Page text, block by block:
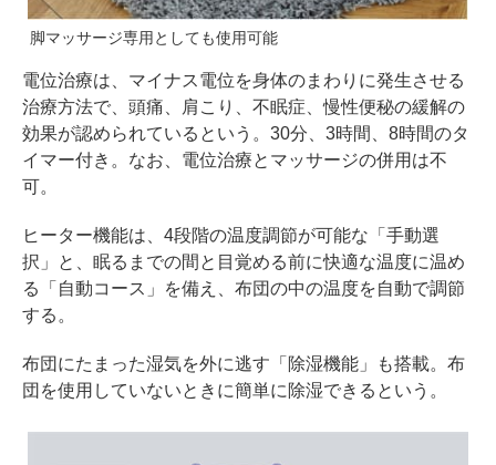
脚マッサージ専用としても使用可能
電位治療は、マイナス電位を身体のまわりに発生させる
治療方法で、頭痛、肩こり、不眠症、慢性便秘の緩解の
効果が認められているという。30分、3時間、8時間のタ
イマー付き。なお、電位治療とマッサージの併用は不
可。
ヒーター機能は、4段階の温度調節が可能な「手動選
択」と、眠るまでの間と目覚める前に快適な温度に温め
る「自動コース」を備え、布団の中の温度を自動で調節
する。
布団にたまった湿気を外に逃す「除湿機能」も搭載。布
団を使用していないときに簡単に除湿できるという。